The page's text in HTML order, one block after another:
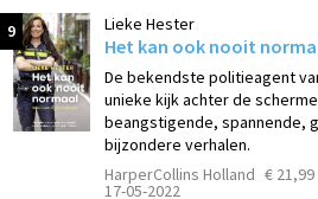
9 Lieke Hester
Het kan ook nooit
De bekendste politieagent
unieke kijk achter de
beangstigende, spannende,
bijzondere verhalen.
HarperCollins Holland € 21,99
17-05-2022